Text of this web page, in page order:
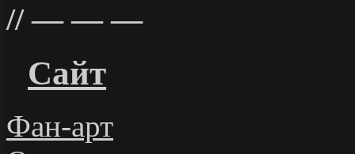
— — —
Сайт
Фан-арт